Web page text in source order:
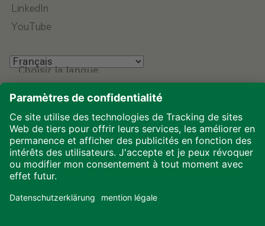
LinkedIn
YouTube
Choisir la langue
Mentions légales
Protection des données
Téléchargements